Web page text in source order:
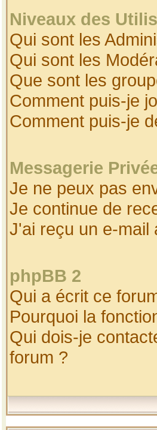
Niveaux des
Qui sont les
Qui sont les
Que sont les
Comment puis-je
Comment puis-je
Messagerie
Je ne peux pas
Je continue de
J'ai reçu un e-mail
phpBB 2
Qui a écrit ce
Pourquoi la
Qui dois-je
forum ?